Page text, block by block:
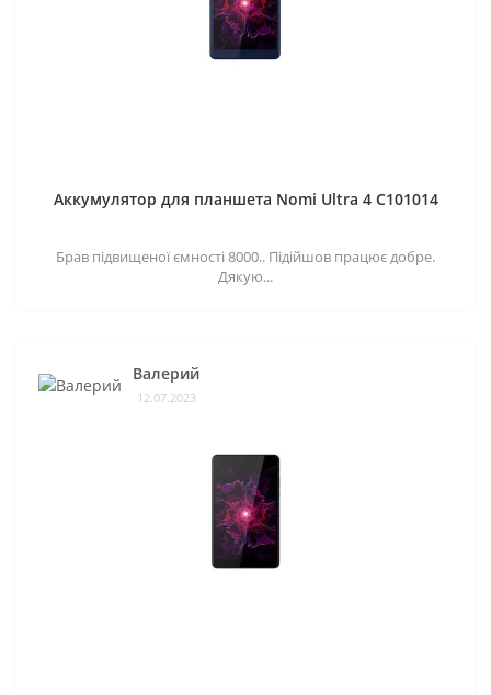
Аккумулятор для планшета Nomi Ultra 4 C101014
Брав підвищеної ємності 8000.. Підійшов працює добре.
Дякую...
Валерий
12.07.2023